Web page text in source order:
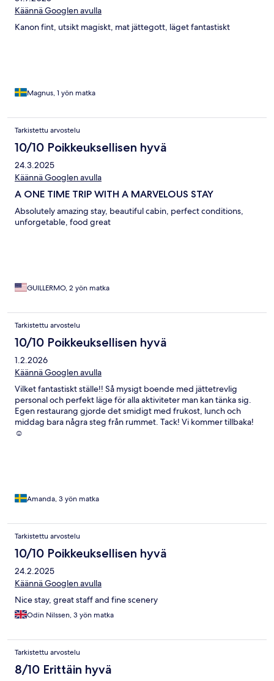
Käännä Googlen avulla
Kanon fint, utsikt magiskt, mat jättegott, läget fantastiskt
Magnus, 1 yön matka
Tarkistettu arvostelu
10/10 Poikkeuksellisen hyvä
24.3.2025
Käännä Googlen avulla
A ONE TIME TRIP WITH A MARVELOUS STAY
Absolutely amazing stay, beautiful cabin, perfect conditions,
unforgetable, food great
GUILLERMO, 2 yön matka
Tarkistettu arvostelu
10/10 Poikkeuksellisen hyvä
1.2.2026
Käännä Googlen avulla
Vilket fantastiskt ställe!! Så mysigt boende med jättetrevlig
personal och perfekt läge för alla aktiviteter man kan tänka sig.
Egen restaurang gjorde det smidigt med frukost, lunch och
middag bara några steg från rummet. Tack! Vi kommer tillbaka!
☺️
Amanda, 3 yön matka
Tarkistettu arvostelu
10/10 Poikkeuksellisen hyvä
24.2.2025
Käännä Googlen avulla
Nice stay, great staff and fine scenery
Odin Nilssen, 3 yön matka
Tarkistettu arvostelu
8/10 Erittäin hyvä